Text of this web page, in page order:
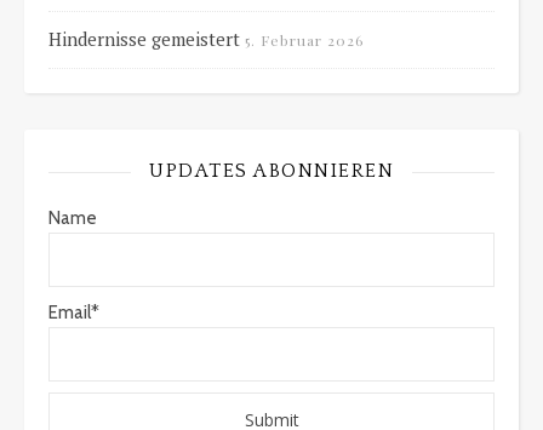
Hindernisse gemeistert 5. Februar 2026
UPDATES ABONNIEREN
Name
Email*